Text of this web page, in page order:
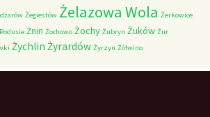
Żegiestów Żelazowa Wola Żerkowice
Żnin Żochowo Żochy Żubryn Żuków Żur
Żychlin Żyrardów Żyrzyn Żółwino